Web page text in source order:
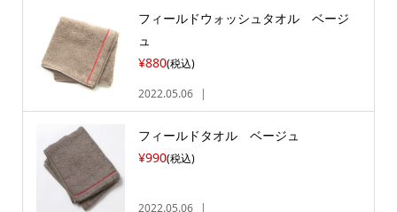
フィールドウォッシュタオル ベージ
ュ
¥880(税込)
2022.05.06
フィールドタオル ベージュ
¥990(税込)
2022.05.06